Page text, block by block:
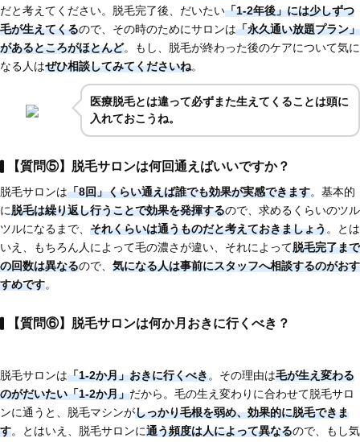
だと考えてください。脱毛完了後、だいたい「1-2年後」には少しずつ
毛が生えてくるので、その時のためにサロンは「永久通い放題プラン」
があるところがほとんど。もし、脱毛が終わった後のケアについて気に
なる人はぜひ相談してみてくださいね。
医療脱毛とは違って必ずまた生えてくることは頭に
入れておこうね。
【質問⑤】脱毛サロンは何回通えばいいですか？
脱毛サロンは「8回」くらい通えば誰でも効果が実感できます。基本的
に脱毛は繰り返し行うことで効果を発揮するので、求めるくらいのツル
ツルになるまで、 それくらいは通うものだと考えておきましょう。とは
いえ、もちろん人によって毛の濃さが違い、それによって脱毛完了まで
の回数は異なるので、 気になる人は事前にスタッフへ相談するのがおす
すめです。
【質問⑥】脱毛サロンは何か月おきに行くべき？
脱毛サロンは「1-2か月」おきに行くべき。その理由は毛が生え変わる
のがだいたい「1-2か月」だから。毛の生え変わりに合わせて脱毛サロ
ンに通うと、脱毛マシンがしっかり毛根を弱め、効果的に脱毛できま
す。とはいえ、脱毛サロンに通う頻度は人によって異なるので、もし気